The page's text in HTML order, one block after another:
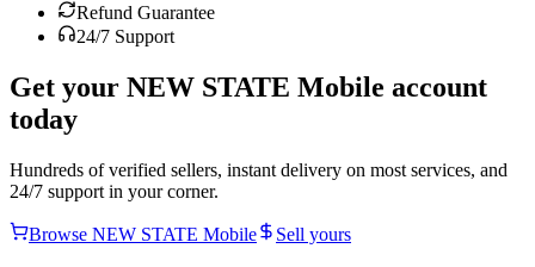
Refund Guarantee
24/7 Support
Get your NEW STATE Mobile account
today
Hundreds of verified sellers, instant delivery on most services, and
24/7 support in your corner.
Browse NEW STATE Mobile
Sell yours